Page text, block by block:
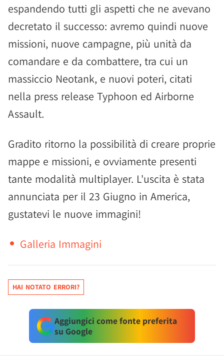
espandendo tutti gli aspetti che ne avevano
decretato il successo: avremo quindi nuove
missioni, nuove campagne, più unità da
comandare e da combattere, tra cui un
massiccio Neotank, e nuovi poteri, citati
nella press release Typhoon ed Airborne
Assault.
Gradito ritorno la possibilità di creare proprie
mappe e missioni, e ovviamente presenti
tante modalità multiplayer. L'uscita è stata
annunciata per il 23 Giugno in America,
gustatevi le nuove immagini!
Galleria Immagini
HAI NOTATO ERRORI?
Aggiungici come fonte preferita
su Google